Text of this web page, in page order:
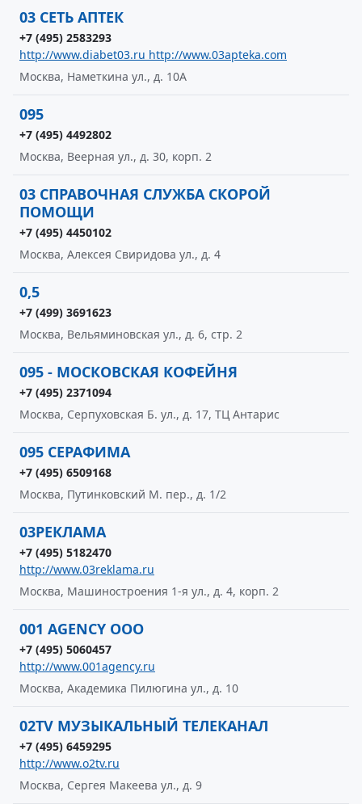
03 СЕТЬ АПТЕК
+7 (495) 2583293
http://www.diabet03.ru http://www.03apteka.com
Москва, Наметкина ул., д. 10А
095
+7 (495) 4492802
Москва, Веерная ул., д. 30, корп. 2
03 СПРАВОЧНАЯ СЛУЖБА СКОРОЙ
ПОМОЩИ
+7 (495) 4450102
Москва, Алексея Свиридова ул., д. 4
0,5
+7 (499) 3691623
Москва, Вельяминовская ул., д. 6, стр. 2
095 - МОСКОВСКАЯ КОФЕЙНЯ
+7 (495) 2371094
Москва, Серпуховская Б. ул., д. 17, ТЦ Антарис
095 СЕРАФИМА
+7 (495) 6509168
Москва, Путинковский М. пер., д. 1/2
03РЕКЛАМА
+7 (495) 5182470
http://www.03reklama.ru
Москва, Машиностроения 1-я ул., д. 4, корп. 2
001 AGENCY ООО
+7 (495) 5060457
http://www.001agency.ru
Москва, Академика Пилюгина ул., д. 10
02TV МУЗЫКАЛЬНЫЙ ТЕЛЕКАНАЛ
+7 (495) 6459295
http://www.o2tv.ru
Москва, Сергея Макеева ул., д. 9